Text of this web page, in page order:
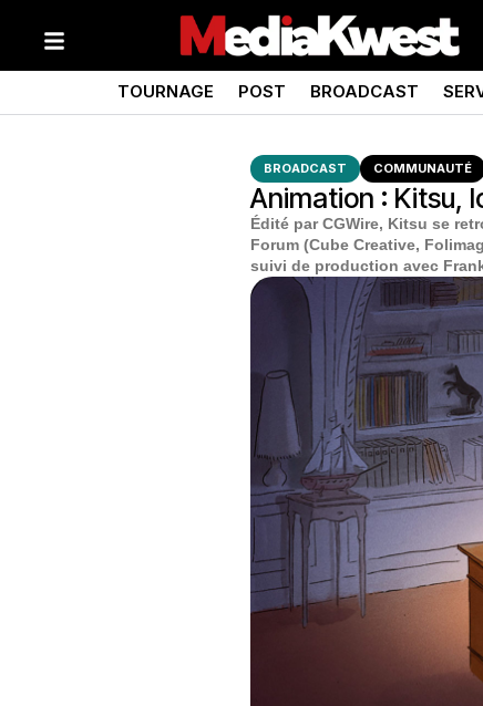
TOURNAGE POST BROADCAST
BROADCAST COMMUNAUTÉ
Animation : Kitsu,
Édité par CGWire, Kitsu se
Forum (Cube Creative,
suivi de production avec